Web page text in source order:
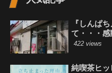
『しんぱ
て・・・感
422 views
純喫茶ヒ